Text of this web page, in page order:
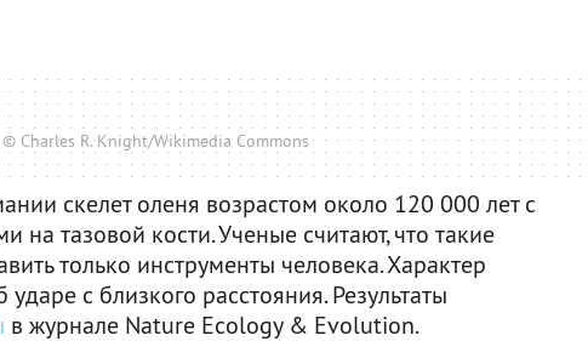
© Charles R. Knight/Wikimedia Commons
скелет оленя возрастом около 120 000 лет с
на тазовой кости. Ученые считают, что такие
только инструменты человека. Характер
с близкого расстояния. Результаты
в журнале Nature Ecology & Evolution.